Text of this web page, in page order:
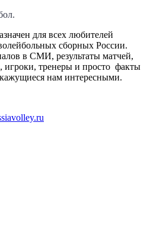
для всех любителей
сборных России.
в СМИ, результаты матчей,
игроки, тренеры и просто факты
нам интересными.